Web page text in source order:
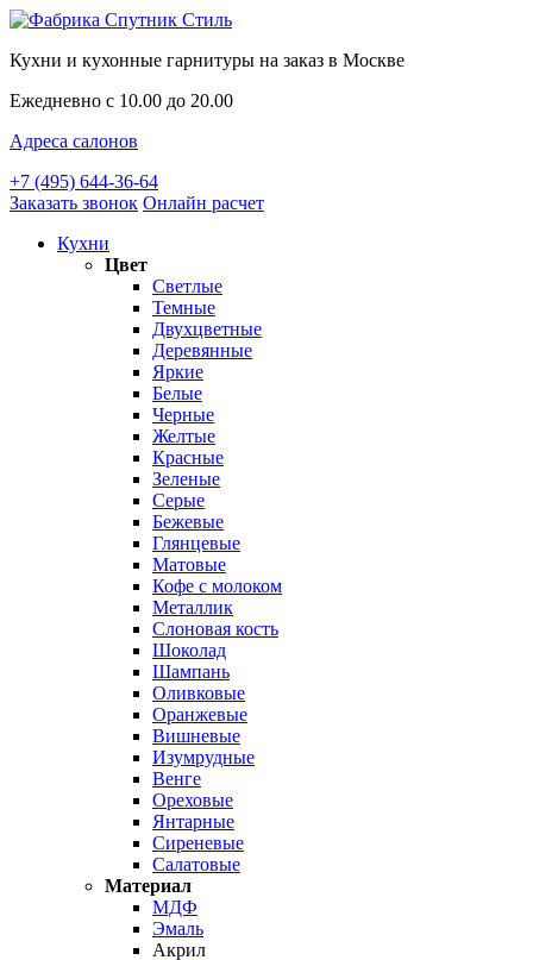
Кухни и кухонные гарнитуры на заказ в Москве
Ежедневно с 10.00 до 20.00
Адреса салонов
+7 (495) 644-36-64
Заказать звонок Онлайн расчет
Кухни
Цвет
Светлые
Темные
Двухцветные
Деревянные
Яркие
Белые
Черные
Желтые
Красные
Зеленые
Серые
Бежевые
Глянцевые
Матовые
Кофе с молоком
Металлик
Слоновая кость
Шоколад
Шампань
Оливковые
Оранжевые
Вишневые
Изумрудные
Венге
Ореховые
Янтарные
Сиреневые
Салатовые
Материал
МДФ
Эмаль
Акрил